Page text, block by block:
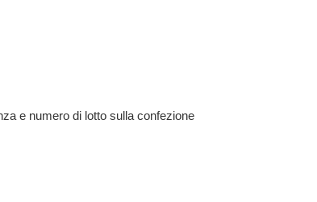
e numero di lotto sulla confezione